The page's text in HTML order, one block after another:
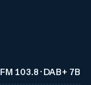
FM 103.8 · DAB+ 7B